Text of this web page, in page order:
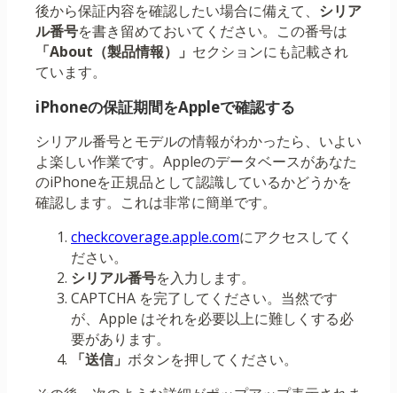
後から保証内容を確認したい場合に備えて、 シリア
ル番号を書き留めておいてください。この番号は
「About（製品情報）」 セクションにも記載され
ています。
iPhoneの保証期間をAppleで確認する
シリアル番号とモデルの情報がわかったら、いよい
よ楽しい作業です。Appleのデータベースがあなた
のiPhoneを正規品として認識しているかどうかを
確認します。これは非常に簡単です。
checkcoverage.apple.comにアクセスしてく
ださい。
シリアル番号を入力します。
CAPTCHA を完了してください。当然です
が、Apple はそれを必要以上に難しくする必
要があります。
「送信」 ボタンを押してください。